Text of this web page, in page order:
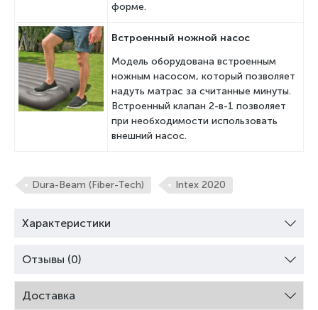
форме.
Встроенный ножной насос
Модель оборудована встроенным
ножным насосом, который позволяет
надуть матрас за считанные минуты.
Встроенный клапан 2-в-1 позволяет
при необходимости использовать
внешний насос.
Dura-Beam (Fiber-Tech) Intex 2020
Характеристики
Отзывы (0)
Доставка